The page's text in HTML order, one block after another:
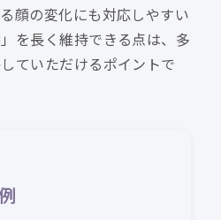
顔の変化にも対応しやすい
を長く維持できる点は、多
ていただけるポイントで